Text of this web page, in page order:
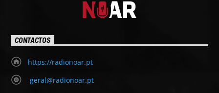
CONTACTOS
https://radionoar.pt
geral@radionoar.pt